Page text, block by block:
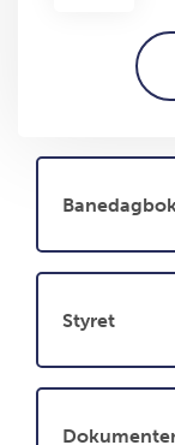
Banedagbok
Styret